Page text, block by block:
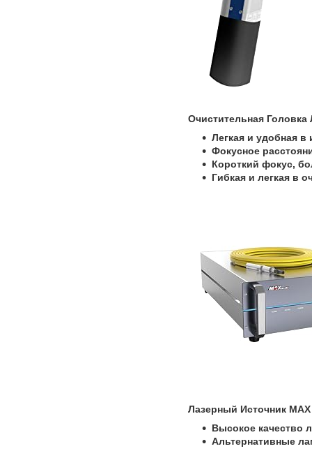
Очистительная
Легкая и удобная в
Фокусное
Короткий фокус,
Гибкая и легкая в
Лазерный Источник MAX
Высокое качество
Альтернативные